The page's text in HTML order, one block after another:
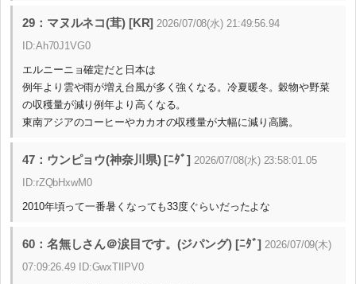
29：マヌルネコ(茸) [KR] 2026/07/08(水) 21:49:56.94
ID:Ah70J1VG0
エルニーニョ確定だと日本は
例年より雲や雨が増え台風が多く強くなる。冷夏暖冬。穀物や野菜
の収穫量が減り例年より高くなる。
東南アジアのコーヒーやカカオの収穫量が大幅に減り高騰。
47：ウンピョウ(神奈川県) [ﾆﾀﾞ] 2026/07/08(水) 23:58:01.05
ID:rZQbHxwM0
2010年頃って一番暑くなっても33度ぐらいだったよな
60：名無しさん＠涙目です。(ジパング) [ﾆﾀﾞ] 2026/07/09(木)
07:09:26.49 ID:GwxTIlPV0